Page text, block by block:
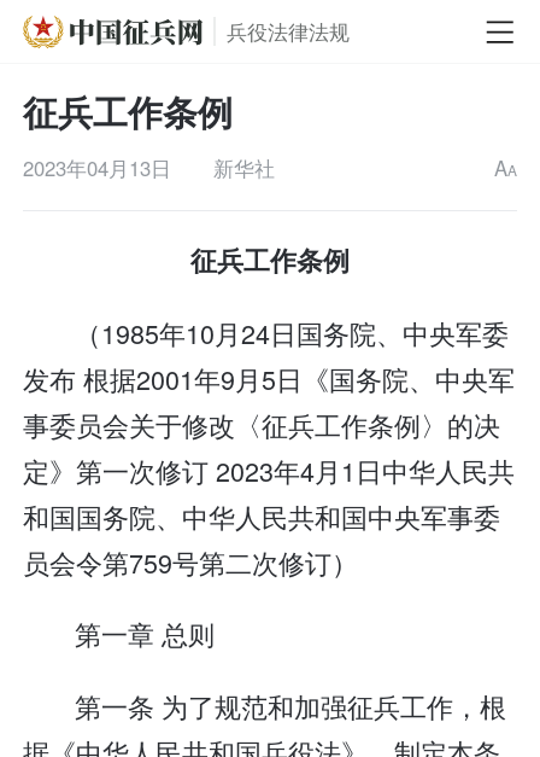
兵役法律法规
征兵工作条例
2023年04月13日 新华社 AA
征兵工作条例
（1985年10月24日国务院、中央军委
发布 根据2001年9月5日《国务院、中央军
事委员会关于修改〈征兵工作条例〉的决
定》第一次修订 2023年4月1日中华人民共
和国国务院、中华人民共和国中央军事委
员会令第759号第二次修订）
第一章 总则
第一条 为了规范和加强征兵工作，根